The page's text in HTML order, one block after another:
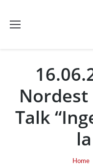
Nordest
Talk
Home